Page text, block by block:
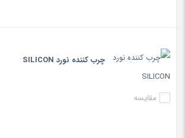
چرب کننده نورد SILICON
مقایسه